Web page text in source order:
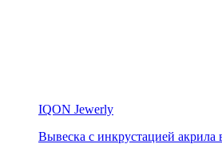
IQON Jewerly
Вывеска с инкрустацией